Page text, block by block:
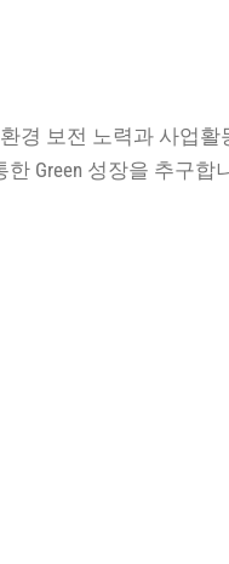
경 보전 노력과 사업
한 Green 성장을 추구